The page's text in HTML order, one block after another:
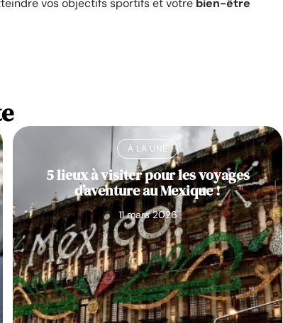
vos objectifs sportifs et votre bien-être
À LA UNE
5 lieux à visiter pour les voyages
d’aventure au Mexique !
11 mars 2026